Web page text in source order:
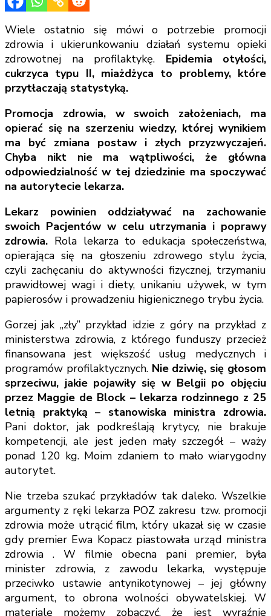
Wiele ostatnio się mówi o potrzebie promocji
zdrowia i ukierunkowaniu działań systemu opieki
zdrowotnej na profilaktykę. Epidemia otyłości,
cukrzyca typu II, miażdżyca to problemy, które
przytłaczają statystyką.
Promocja zdrowia, w swoich założeniach, ma
opierać się na szerzeniu wiedzy, której wynikiem
ma być zmiana postaw i złych przyzwyczajeń.
Chyba nikt nie ma wątpliwości, że główna
odpowiedzialność w tej dziedzinie ma spoczywać
na autorytecie lekarza.
Lekarz powinien oddziaływać na zachowanie
swoich Pacjentów w celu utrzymania i poprawy
zdrowia. Rola lekarza to edukacja społeczeństwa,
opierająca się na głoszeniu zdrowego stylu życia,
czyli zachęcaniu do aktywności fizycznej, trzymaniu
prawidłowej wagi i diety, unikaniu używek, w tym
papierosów i prowadzeniu higienicznego trybu życia.
Gorzej jak „zły” przykład idzie z góry na przykład z
ministerstwa zdrowia, z którego funduszy przecież
finansowana jest większość usług medycznych i
programów profilaktycznych. Nie dziwię, się głosom
sprzeciwu, jakie pojawiły się w Belgii po objęciu
przez Maggie de Block – lekarza rodzinnego z 25
letnią praktyką – stanowiska ministra zdrowia.
Pani doktor, jak podkreślają krytycy, nie brakuje
kompetencji, ale jest jeden mały szczegół – waży
ponad 120 kg. Moim zdaniem to mało wiarygodny
autorytet.
Nie trzeba szukać przykładów tak daleko. Wszelkie
argumenty z ręki lekarza POZ zakresu tzw. promocji
zdrowia może utrącić film, który ukazał się w czasie
gdy premier Ewa Kopacz piastowała urząd ministra
zdrowia . W filmie obecna pani premier, była
minister zdrowia, z zawodu lekarka, występuje
przeciwko ustawie antynikotynowej – jej główny
argument, to obrona wolności obywatelskiej. W
materiale możemy zobaczyć, że jest wyraźnie